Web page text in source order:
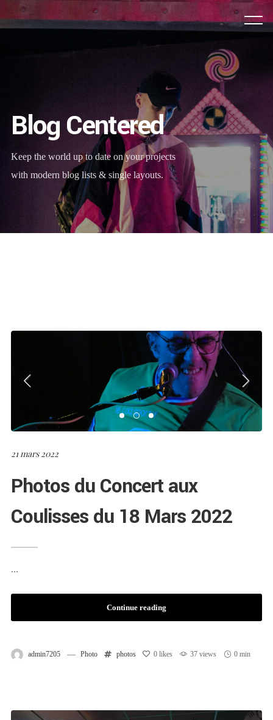
Blog Centered
Keep the world up to date on your projects
with modern blog lists & single layouts.
21 mars 2022
Photos du Concert aux
Coulisses du 18 Mars 2022
...
Continue reading
admin7205 Photo photos 0 likes 37 views 0 min